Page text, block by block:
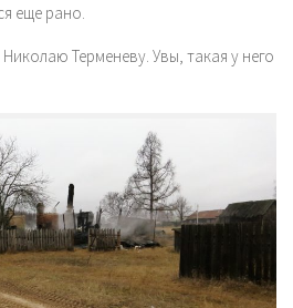
еще рано.
Терменеву. Увы, такая у него